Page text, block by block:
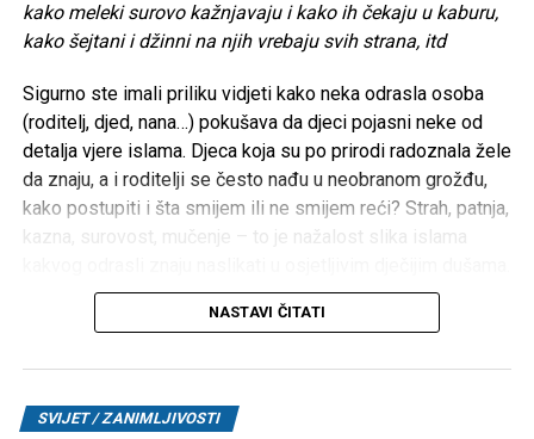
kako meleki surovo kažnjavaju i kako ih čekaju u kaburu,
kako šejtani i džinni na njih vrebaju svih strana, itd
Sigurno ste imali priliku vidjeti kako neka odrasla osoba
(roditelj, djed, nana…) pokušava da djeci pojasni neke od
detalja vjere islama. Djeca koja su po prirodi radoznala žele
da znaju, a i roditelji se često nađu u neobranom grožđu,
kako postupiti i šta smijem ili ne smijem reći? Strah, patnja,
kazna, surovost, mučenje – to je nažalost slika islama
Iz iskustva poznajem roditelje koji su djecu na takav način
doslovno istraumirali. Možda zvuči čudno, ali pojedini
patnji i azaba, govore mališanima o tome kako meleki
NASTAVI ČITATI
SVIJET / ZANIMLJIVOSTI